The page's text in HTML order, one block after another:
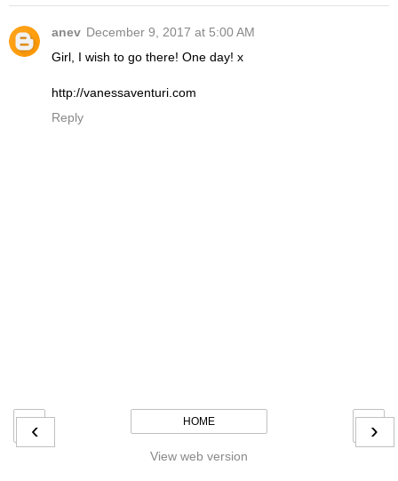
anev December 9, 2017 at 5:00 AM
Girl, I wish to go there! One day! x
http://vanessaventuri.com
Reply
‹ ›
HOME
View web version